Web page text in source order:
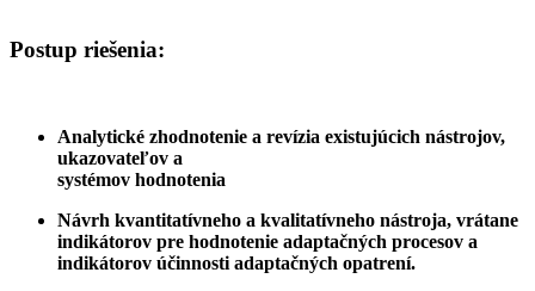
Postup riešenia:
Analytické zhodnotenie a revízia existujúcich nástrojov,
ukazovateľov a
systémov hodnotenia
Návrh kvantitatívneho a kvalitatívneho nástroja, vrátane
indikátorov pre hodnotenie adaptačných procesov a
indikátorov účinnosti adaptačných opatrení.